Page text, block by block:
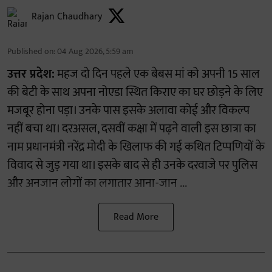
Rajan Chaudhary
Published on: 04 Aug 2026, 5:59 am
उत्तर प्रदेश:महज दो दिन पहले एक बेबस मां को अपनी 15 साल
की बेटी के साथ अपना नोएडा स्थित किराए का घर छोड़ने के लिए
मजबूर होना पड़ा। उनके पास इसके अलावा कोई और विकल्प
नहीं बचा था। दरअसल, दसवीं कक्षा में पढ़ने वाली इस छात्रा का
नाम प्रधानमंत्री नरेंद्र मोदी के खिलाफ की गई कथित टिप्पणियों के
विवाद से जुड़ गया था। इसके बाद से ही उनके दरवाजे पर पुलिस
और अनजान लोगों का लगातार आना-जान ...
Read More